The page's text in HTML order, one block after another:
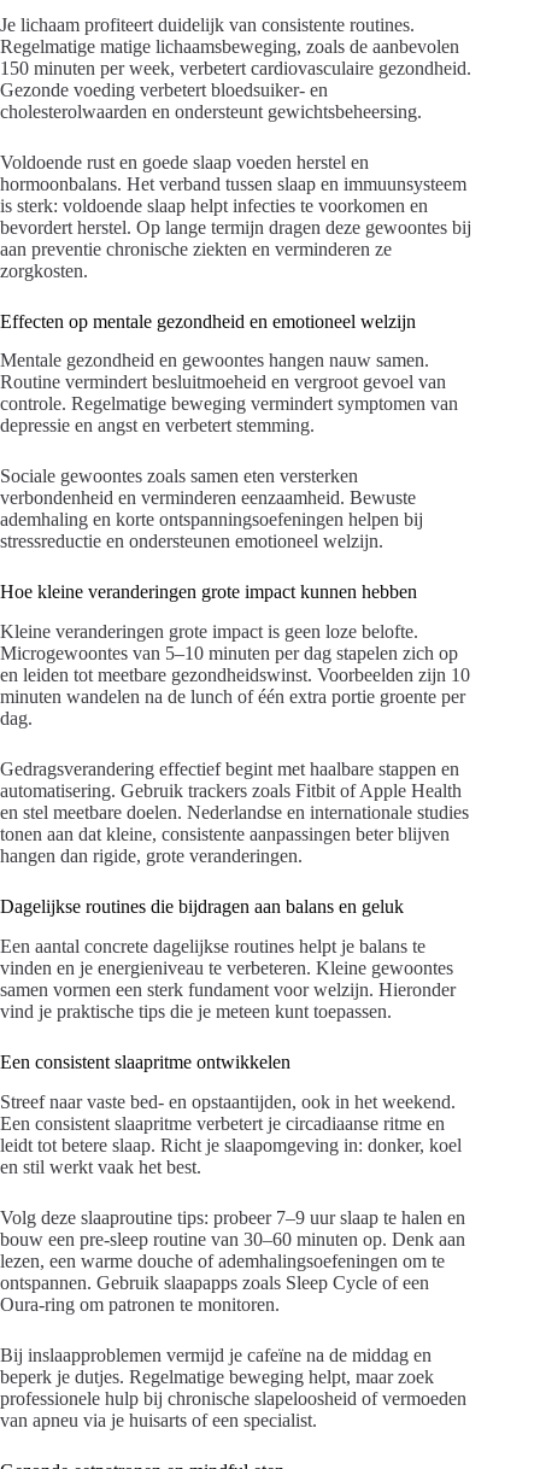
Je lichaam profiteert duidelijk van consistente routines.
Regelmatige matige lichaamsbeweging, zoals de aanbevolen
150 minuten per week, verbetert cardiovasculaire gezondheid.
Gezonde voeding verbetert bloedsuiker- en
cholesterolwaarden en ondersteunt gewichtsbeheersing.
Voldoende rust en goede slaap voeden herstel en
hormoonbalans. Het verband tussen slaap en immuunsysteem
is sterk: voldoende slaap helpt infecties te voorkomen en
bevordert herstel. Op lange termijn dragen deze gewoontes bij
aan preventie chronische ziekten en verminderen ze
zorgkosten.
Effecten op mentale gezondheid en emotioneel welzijn
Mentale gezondheid en gewoontes hangen nauw samen.
Routine vermindert besluitmoeheid en vergroot gevoel van
controle. Regelmatige beweging vermindert symptomen van
depressie en angst en verbetert stemming.
Sociale gewoontes zoals samen eten versterken
verbondenheid en verminderen eenzaamheid. Bewuste
ademhaling en korte ontspanningsoefeningen helpen bij
stressreductie en ondersteunen emotioneel welzijn.
Hoe kleine veranderingen grote impact kunnen hebben
Kleine veranderingen grote impact is geen loze belofte.
Microgewoontes van 5–10 minuten per dag stapelen zich op
en leiden tot meetbare gezondheidswinst. Voorbeelden zijn 10
minuten wandelen na de lunch of één extra portie groente per
dag.
Gedragsverandering effectief begint met haalbare stappen en
automatisering. Gebruik trackers zoals Fitbit of Apple Health
en stel meetbare doelen. Nederlandse en internationale studies
tonen aan dat kleine, consistente aanpassingen beter blijven
hangen dan rigide, grote veranderingen.
Dagelijkse routines die bijdragen aan balans en geluk
Een aantal concrete dagelijkse routines helpt je balans te
vinden en je energieniveau te verbeteren. Kleine gewoontes
samen vormen een sterk fundament voor welzijn. Hieronder
vind je praktische tips die je meteen kunt toepassen.
Een consistent slaapritme ontwikkelen
Streef naar vaste bed- en opstaantijden, ook in het weekend.
Een consistent slaapritme verbetert je circadiaanse ritme en
leidt tot betere slaap. Richt je slaapomgeving in: donker, koel
en stil werkt vaak het best.
Volg deze slaaproutine tips: probeer 7–9 uur slaap te halen en
bouw een pre-sleep routine van 30–60 minuten op. Denk aan
lezen, een warme douche of ademhalingsoefeningen om te
ontspannen. Gebruik slaapapps zoals Sleep Cycle of een
Oura-ring om patronen te monitoren.
Bij inslaapproblemen vermijd je cafeïne na de middag en
beperk je dutjes. Regelmatige beweging helpt, maar zoek
professionele hulp bij chronische slapeloosheid of vermoeden
van apneu via je huisarts of een specialist.